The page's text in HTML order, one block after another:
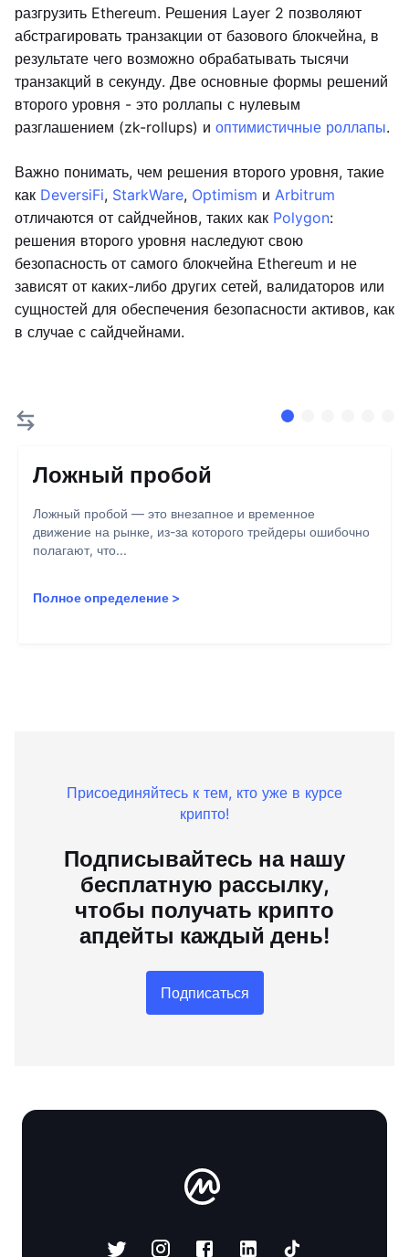
разгрузить Ethereum. Решения Layer 2 позволяют
абстрагировать транзакции от базового блокчейна, в
результате чего возможно обрабатывать тысячи
транзакций в секунду. Две основные формы решений
второго уровня - это роллапы с нулевым
разглашением (zk-rollups) и оптимистичные роллапы.
Важно понимать, чем решения второго уровня, такие
как DeversiFi, StarkWare, Optimism и Arbitrum
отличаются от сайдчейнов, таких как Polygon:
решения второго уровня наследуют свою
безопасность от самого блокчейна Ethereum и не
зависят от каких-либо других сетей, валидаторов или
сущностей для обеспечения безопасности активов, как
в случае с сайдчейнами.
Ложный пробой
Ложный пробой — это внезапное и временное
движение на рынке, из-за которого трейдеры ошибочно
полагают, что...
Полное определение >
Присоединяйтесь к тем, кто уже в курсе
крипто!
Подписывайтесь на нашу
бесплатную рассылку,
чтобы получать крипто
апдейты каждый день!
Подписаться